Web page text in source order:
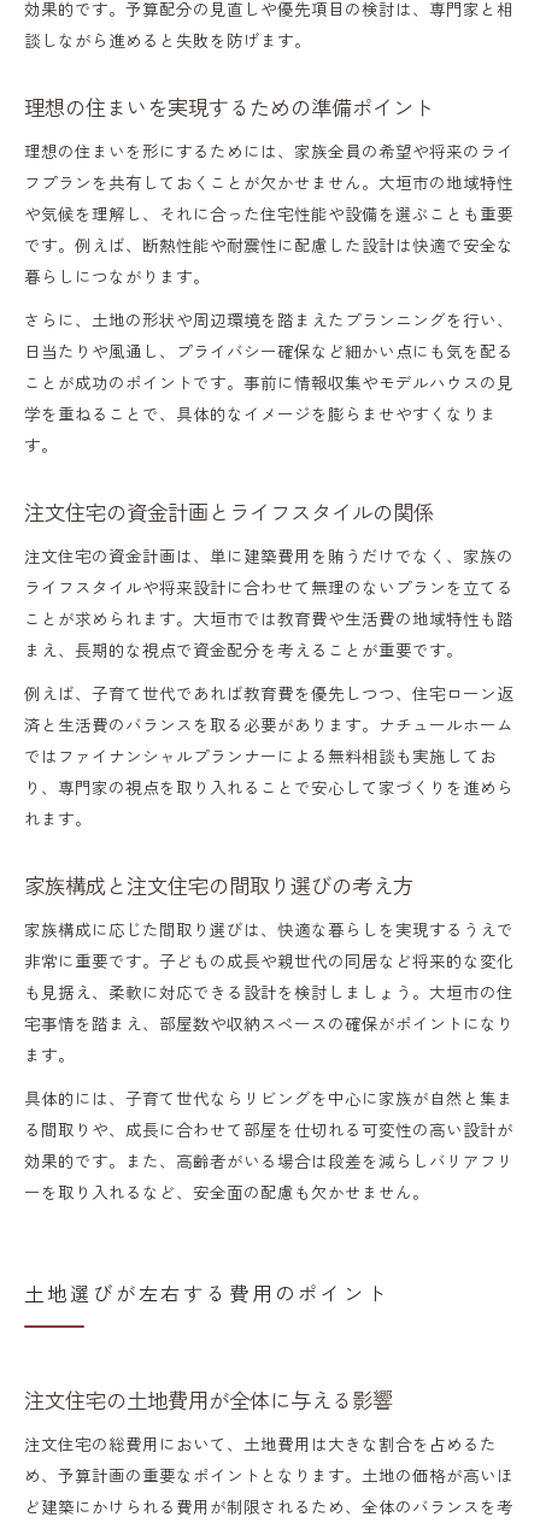
効果的です。予算配分の見直しや優先項目の検討は、専門家と相
談しながら進めると失敗を防げます。
理想の住まいを実現するための準備ポイント
理想の住まいを形にするためには、家族全員の希望や将来のライ
フプランを共有しておくことが欠かせません。大垣市の地域特性
や気候を理解し、それに合った住宅性能や設備を選ぶことも重要
です。例えば、断熱性能や耐震性に配慮した設計は快適で安全な
暮らしにつながります。
さらに、土地の形状や周辺環境を踏まえたプランニングを行い、
日当たりや風通し、プライバシー確保など細かい点にも気を配る
ことが成功のポイントです。事前に情報収集やモデルハウスの見
学を重ねることで、具体的なイメージを膨らませやすくなりま
す。
注文住宅の資金計画とライフスタイルの関係
注文住宅の資金計画は、単に建築費用を賄うだけでなく、家族の
ライフスタイルや将来設計に合わせて無理のないプランを立てる
ことが求められます。大垣市では教育費や生活費の地域特性も踏
まえ、長期的な視点で資金配分を考えることが重要です。
例えば、子育て世代であれば教育費を優先しつつ、住宅ローン返
済と生活費のバランスを取る必要があります。ナチュールホーム
ではファイナンシャルプランナーによる無料相談も実施してお
り、専門家の視点を取り入れることで安心して家づくりを進めら
れます。
家族構成と注文住宅の間取り選びの考え方
家族構成に応じた間取り選びは、快適な暮らしを実現するうえで
非常に重要です。子どもの成長や親世代の同居など将来的な変化
も見据え、柔軟に対応できる設計を検討しましょう。大垣市の住
宅事情を踏まえ、部屋数や収納スペースの確保がポイントになり
ます。
具体的には、子育て世代ならリビングを中心に家族が自然と集ま
る間取りや、成長に合わせて部屋を仕切れる可変性の高い設計が
効果的です。また、高齢者がいる場合は段差を減らしバリアフリ
ーを取り入れるなど、安全面の配慮も欠かせません。
土地選びが左右する費用のポイント
注文住宅の土地費用が全体に与える影響
注文住宅の総費用において、土地費用は大きな割合を占めるた
め、予算計画の重要なポイントとなります。土地の価格が高いほ
ど建築にかけられる費用が制限されるため、全体のバランスを考